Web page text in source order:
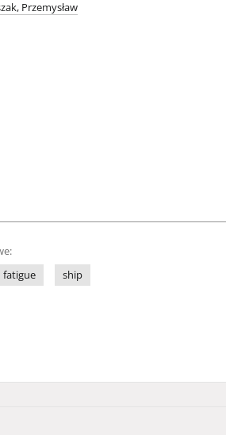
Przemysław
fatigue ship